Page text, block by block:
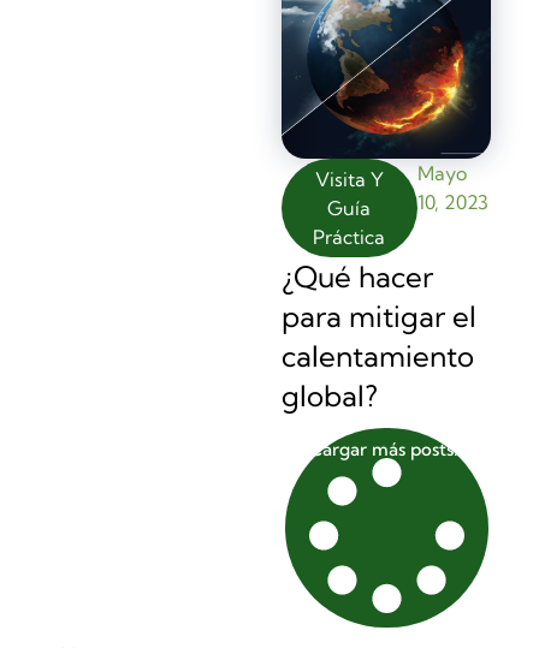
Visita Y
Guía
Práctica
Mayo
10, 2023
¿Qué hacer
para mitigar el
calentamiento
global?
Cargar más posts...